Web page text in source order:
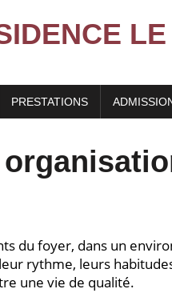
PRESTATIONS
du foyer, dans un
rythme, leurs
une vie de qualité.